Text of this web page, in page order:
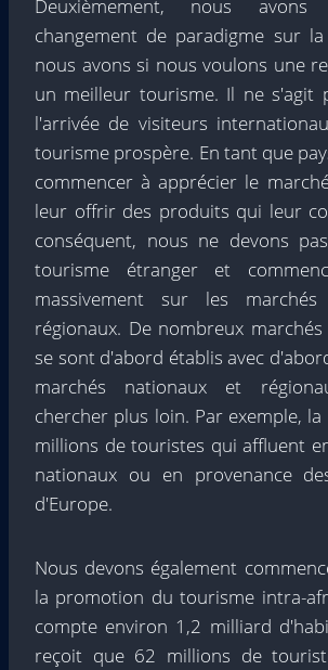
Deuxièmement, nous
changement de paradigme sur
nous avons si nous voulons une
un meilleur tourisme. Il ne s'agit
l'arrivée de visiteurs
tourisme prospère. En tant que
commencer à apprécier le
leur offrir des produits qui leur
conséquent, nous ne devons
tourisme étranger et
massivement sur les
régionaux. De nombreux
se sont d'abord établis avec
marchés nationaux et
chercher plus loin. Par exemple,
millions de touristes qui affluent
nationaux ou en provenance
d'Europe.
Nous devons également
la promotion du tourisme intra-
compte environ 1,2 milliard
reçoit que 62 millions de